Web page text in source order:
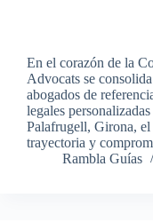
En el corazón de la
Advocats se
abogados de
legales
Palafrugell, Girona, el
trayectoria y
Rambla Guías